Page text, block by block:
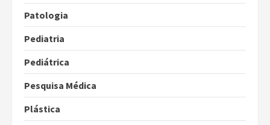
Patologia
Pediatria
Pediátrica
Pesquisa Médica
Plástica